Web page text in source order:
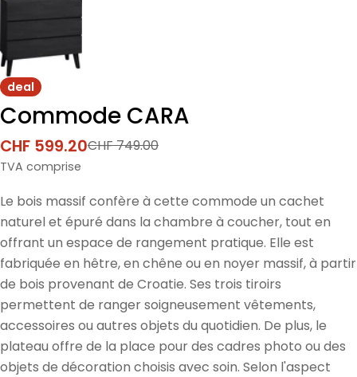
deal
Commode CARA
Prix
de
CHF 599.20
Prix
normal
CHF 749.00
TVA comprise
Le bois massif confère à cette commode un cachet
naturel et épuré dans la chambre à coucher, tout en
offrant un espace de rangement pratique. Elle est
fabriquée en hêtre, en chêne ou en noyer massif, à partir
de bois provenant de Croatie. Ses trois tiroirs
permettent de ranger soigneusement vêtements,
accessoires ou autres objets du quotidien. De plus, le
plateau offre de la place pour des cadres photo ou des
objets de décoration choisis avec soin. Selon l'aspect